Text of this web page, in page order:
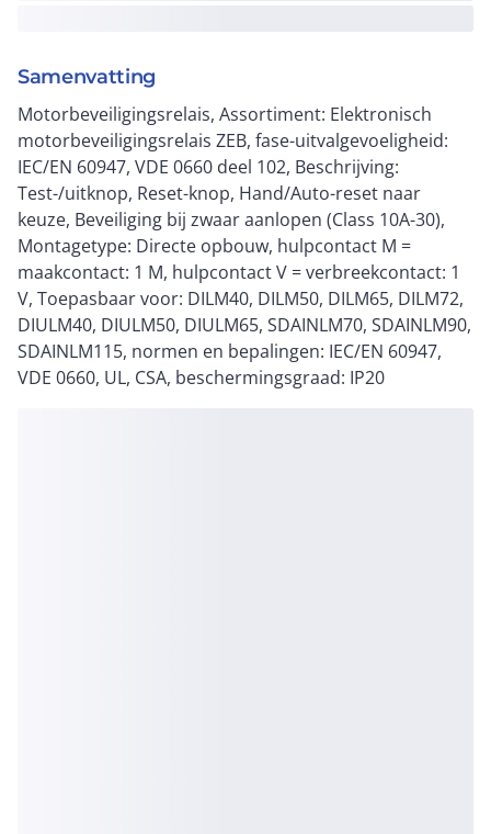
Samenvatting
Motorbeveiligingsrelais, Assortiment: Elektronisch
motorbeveiligingsrelais ZEB, fase-uitvalgevoeligheid:
IEC/EN 60947, VDE 0660 deel 102, Beschrijving:
Test-/uitknop, Reset-knop, Hand/Auto-reset naar
keuze, Beveiliging bij zwaar aanlopen (Class 10A-30),
Montagetype: Directe opbouw, hulpcontact M =
maakcontact: 1 M, hulpcontact V = verbreekcontact: 1
V, Toepasbaar voor: DILM40, DILM50, DILM65, DILM72,
DIULM40, DIULM50, DIULM65, SDAINLM70, SDAINLM90,
SDAINLM115, normen en bepalingen: IEC/EN 60947,
VDE 0660, UL, CSA, beschermingsgraad: IP20